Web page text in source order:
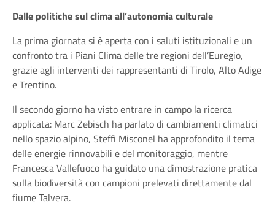
Dalle politiche sul clima all’autonomia culturale
La prima giornata si è aperta con i saluti istituzionali e un
confronto tra i Piani Clima delle tre regioni dell’Euregio,
grazie agli interventi dei rappresentanti di Tirolo, Alto Adige
e Trentino.
Il secondo giorno ha visto entrare in campo la ricerca
applicata: Marc Zebisch ha parlato di cambiamenti climatici
nello spazio alpino, Steffi Misconel ha approfondito il tema
delle energie rinnovabili e del monitoraggio, mentre
Francesca Vallefuoco ha guidato una dimostrazione pratica
sulla biodiversità con campioni prelevati direttamente dal
fiume Talvera.